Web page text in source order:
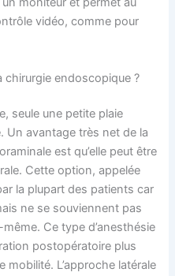
vidéo, comme pour
chirurgie endoscopique ?
seule une petite plaie
Un avantage très net de la
est qu’elle peut être
Cette option, appelée
la plupart des patients car
ne se souviennent pas
Ce type d’anesthésie
postopératoire plus
L’approche latérale